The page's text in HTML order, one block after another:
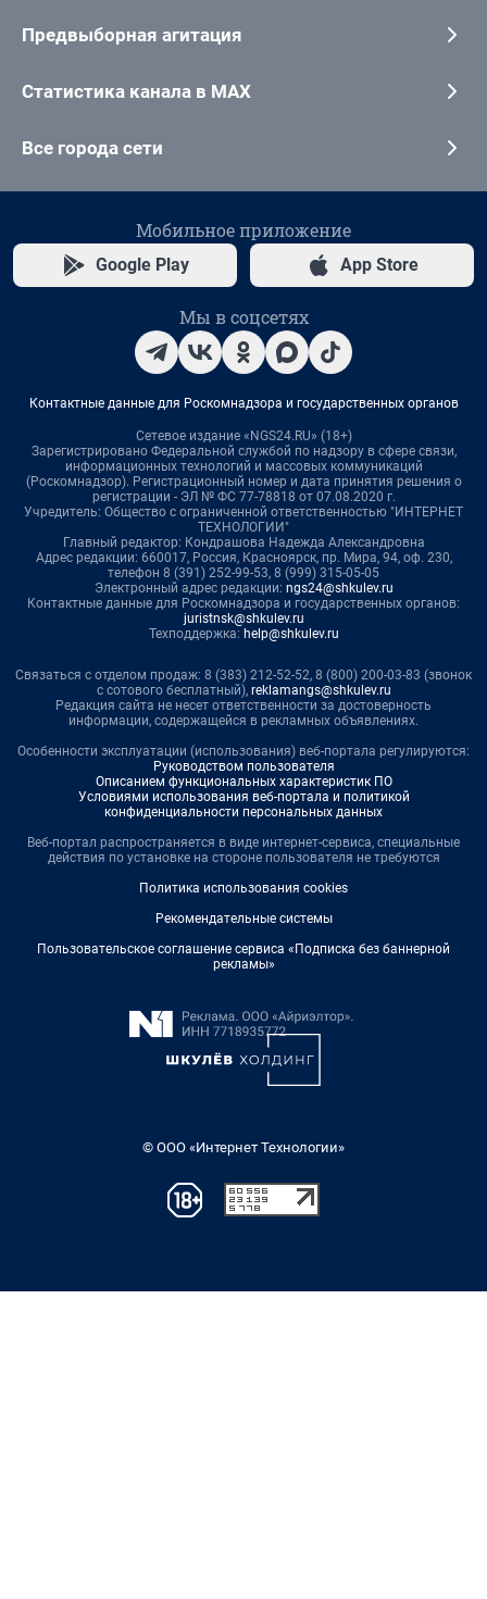
Предвыборная агитация
Статистика канала в MAX
Все города сети
Мобильное приложение
Google Play App Store
Мы в соцсетях
Контактные данные для Роскомнадзора и государственных органов
Сетевое издание «NGS24.RU» (18+)
Зарегистрировано Федеральной службой по надзору в сфере связи,
информационных технологий и массовых коммуникаций
(Роскомнадзор). Регистрационный номер и дата принятия решения о
регистрации - ЭЛ № ФС 77-78818 от 07.08.2020 г.
Учредитель: Общество с ограниченной ответственностью "ИНТЕРНЕТ
ТЕХНОЛОГИИ"
Главный редактор: Кондрашова Надежда Александровна
Адрес редакции: 660017, Россия, Красноярск, пр. Мира, 94, оф. 230,
телефон 8 (391) 252-99-53, 8 (999) 315-05-05
Электронный адрес редакции: ngs24@shkulev.ru
Контактные данные для Роскомнадзора и государственных органов:
juristnsk@shkulev.ru
Техподдержка: help@shkulev.ru
Связаться с отделом продаж: 8 (383) 212-52-52, 8 (800) 200-03-83 (звонок
с сотового бесплатный), reklamangs@shkulev.ru
Редакция сайта не несет ответственности за достоверность
информации, содержащейся в рекламных объявлениях.
Особенности эксплуатации (использования) веб-портала регулируются:
Руководством пользователя
Описанием функциональных характеристик ПО
Условиями использования веб-портала и политикой
конфиденциальности персональных данных
Веб-портал распространяется в виде интернет-сервиса, специальные
действия по установке на стороне пользователя не требуются
Политика использования cookies
Рекомендательные системы
Пользовательское соглашение сервиса «Подписка без баннерной
рекламы»
© ООО «Интернет Технологии»